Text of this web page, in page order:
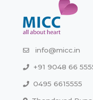
info@micc.in
+91 9048 66
0495 6615555